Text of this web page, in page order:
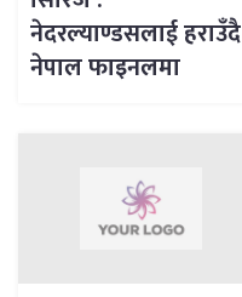
नेदरल्याण्डसलाई हराउँदै
नेपाल फाइनलमा